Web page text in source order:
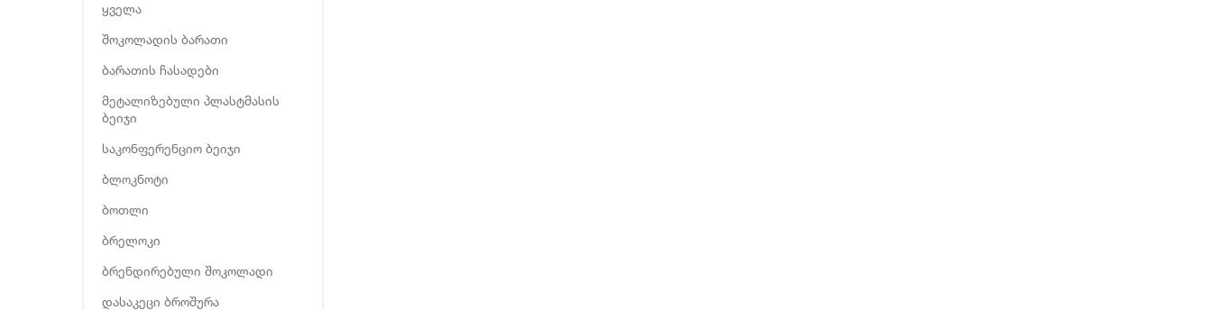
ყველა
შოკოლადის ბარათი
ბარათის ჩასადები
მეტალიზებული პლასტმასის
ბეიჯი
საკონფერენციო ბეიჯი
ბლოკნოტი
ბოთლი
ბრელოკი
ბრენდირებული შოკოლადი
დასაკეცი ბროშურა